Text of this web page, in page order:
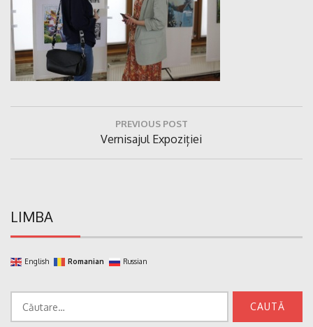
PREVIOUS POST
Previous
Post:
Vernisajul Expoziției
LIMBA
English Romanian Russian